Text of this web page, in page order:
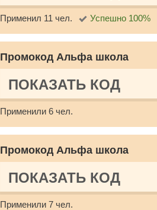
Применил 11 чел. Успешно 100%
Промокод Альфа школа
ПОКАЗАТЬ КОД
Применили 6 чел.
Промокод Альфа школа
ПОКАЗАТЬ КОД
Применили 7 чел.